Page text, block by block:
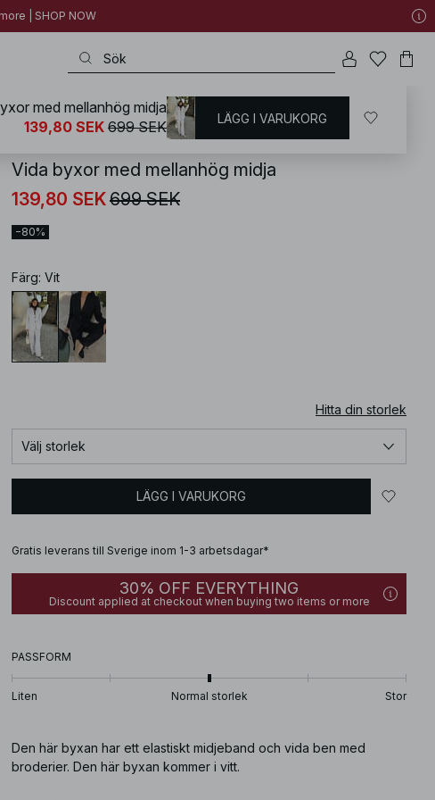
| SHOP NOW
NA-KD / Linnekläder / Linnebyxor
Vida byxor med mellanhög midja
139,80 SEK699 SEK
−80%
Färg: Vit
Hitta din storlek
Välj storlek
LÄGG I VARUKORG
Gratis leverans till Sverige inom 1-3 arbetsdagar*
30% OFF EVERYTHING
Discount applied at checkout when buying two items or more
PASSFORM
Liten Normal storlek Stor
Den här byxan har ett elastiskt midjeband och vida ben med
broderier. Den här byxan kommer i vitt.
med mellanhög midja
139,80 SEK 699 SEK LÄGG I VARUKORG